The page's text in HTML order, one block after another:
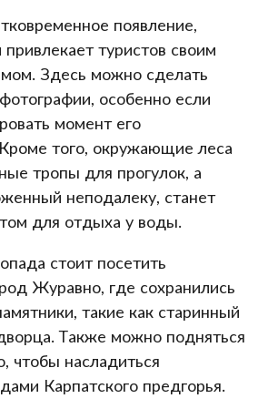
появление,
туристов своим
Здесь можно сделать
особенно если
момент его
того, окружающие леса
тропы для прогулок, а
неподалеку, станет
для отдыха у воды.
стоит посетить
Журавно, где сохранились
такие как старинный
Также можно подняться
чтобы насладиться
Карпатского предгорья.